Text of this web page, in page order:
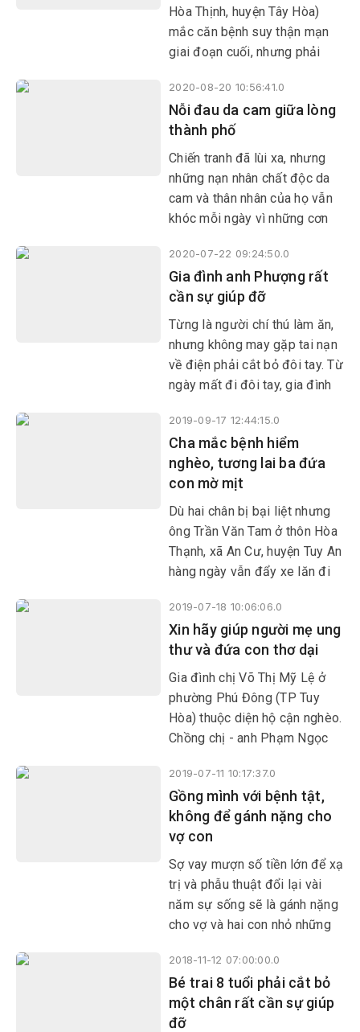
Hòa Thịnh, huyện Tây Hòa)
mắc căn bệnh suy thận mạn
giai đoạn cuối, nhưng phải
dại.
2020-08-20 10:56:41.0
Nỗi đau da cam giữa lòng
thành phố
Chiến tranh đã lùi xa, nhưng
những nạn nhân chất độc da
cam và thân nhân của họ vẫn
khóc mỗi ngày vì những cơn
chứng quái ác. Gia đình chị
Nguyễn Thị Khánh Ly (khu phố
Nguyễn Du, phường 7, TP Tuy
Hòa) là một trong những
trường hợp như thế.
2020-07-22 09:24:50.0
Gia đình anh Phượng rất
cần sự giúp đỡ
Từng là người chí thú làm ăn,
nhưng không may gặp tai nạn
về điện phải cắt bỏ đôi tay. Từ
ngày mất đi đôi tay, gia đình
Phước, huyện Đồng Xuân) rơi
vào cảnh khó khăn, túng quẫn.
2019-09-17 12:44:15.0
Cha mắc bệnh hiểm
nghèo, tương lai ba đứa
con mờ mịt
Dù hai chân bị bại liệt nhưng
ông Trần Văn Tam ở thôn Hòa
Thạnh, xã An Cư, huyện Tuy An
hàng ngày vẫn đẩy xe lăn đi
người. Thế nhưng, tháng
6/2019, ông lại đổ bệnh suy
thận giai đoạn cuối, đẩy cả
gia đình vào cảnh khó khăn,
tương lai các con mịt mù.
2019-07-18 10:06:06.0
Xin hãy giúp người mẹ ung
thư và đứa con thơ dại
Gia đình chị Võ Thị Mỹ Lệ ở
phường Phú Đông (TP Tuy
Hòa) thuộc diện hộ cận nghèo.
Chồng chị - anh Phạm Ngọc
còn chị là công nhân hạt điều.
2019-07-11 10:17:37.0
Gồng mình với bệnh tật,
không để gánh nặng cho
vợ con
Sợ vay mượn số tiền lớn để xạ
trị và phẫu thuật đổi lại vài
năm sự sống sẽ là gánh nặng
cho vợ và hai con nhỏ những
Văn Triều (SN 1984) ở thôn
Phú Phong, xã An Chấn, huyện
Tuy An chịu đựng đau bệnh,
nằm ở nhà chờ chết.
2018-11-12 07:00:00.0
Bé trai 8 tuổi phải cắt bỏ
một chân rất cần sự giúp
đỡ